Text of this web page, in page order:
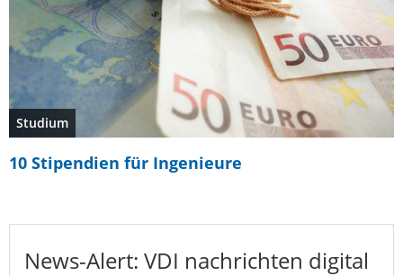
Studium
10 Stipendien für Ingenieure
News-Alert: VDI nachrichten digital